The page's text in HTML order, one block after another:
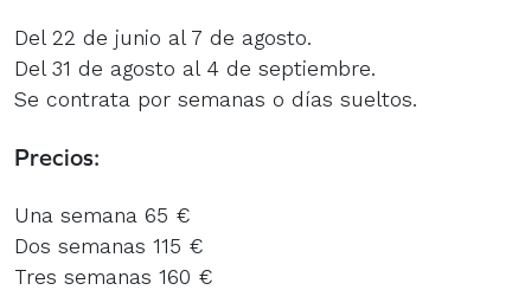
Del 22 de junio al 7 de agosto.
Del 31 de agosto al 4 de septiembre.
Se contrata por semanas o días sueltos.
Precios:
Una semana 65 €
Dos semanas 115 €
Tres semanas 160 €